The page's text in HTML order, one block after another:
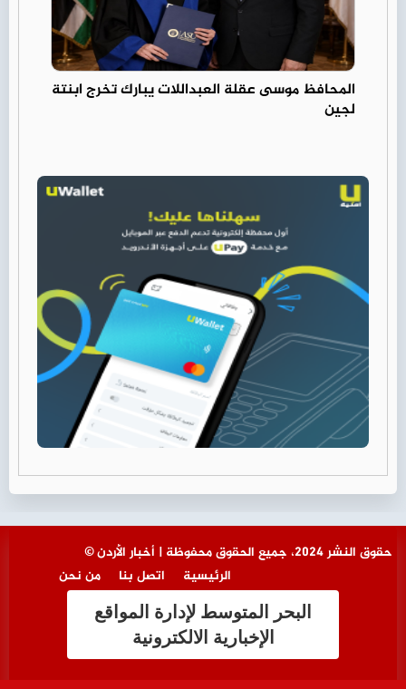
المحافظ موسى عقلة العبداللات يبارك تخرج ابنتة
لجين
© حقوق النشر 2024، جميع الحقوق محفوظة | أخبار الأردن
من نحن
اتصل بنا الرئيسية
البحر المتوسط لإدارة المواقع
الإخبارية الالكترونية